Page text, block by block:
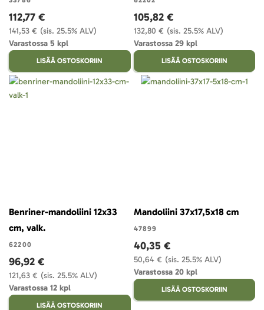
(sis. 25.5% ALV)
141,53 €
112,77 €
Varastossa 5 kpl
LISÄÄ OSTOSKORIIN
(sis. 25.5% ALV)
132,80 €
105,82 €
Varastossa 29 kpl
LISÄÄ OSTOSKORIIN
Benriner-mandoliini 12x33
cm, valk.
62200
(sis. 25.5% ALV)
121,63 €
96,92 €
Varastossa 12 kpl
LISÄÄ OSTOSKORIIN
Mandoliini 37x17,5x18 cm
47899
(sis. 25.5% ALV)
50,64 €
40,35 €
Varastossa 20 kpl
LISÄÄ OSTOSKORIIN